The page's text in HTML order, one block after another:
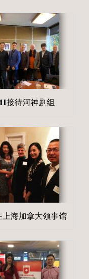
接待河神剧组
海加拿大领事馆